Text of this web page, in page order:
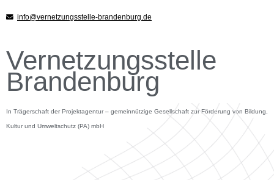
info@vernetzungsstelle-brandenburg.de
Vernetzungsstelle
Brandenburg
In Trägerschaft der Projektagentur – gemeinnützige Gesellschaft zur Förderung von Bildung,
Kultur und Umweltschutz (PA) mbH